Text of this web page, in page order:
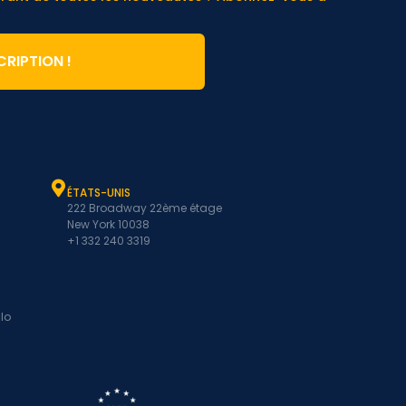
!
ÉTATS-UNIS
222 Broadway 22ème étage
New York 10038
+1 332 240 3319